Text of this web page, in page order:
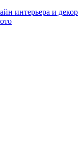
интерьера и декор